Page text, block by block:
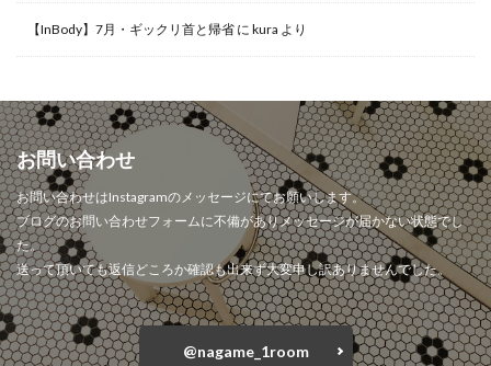
【InBody】7月・ギックリ首と帰省 に kura より
お問い合わせ
お問い合わせはInstagramのメッセージにてお願いします。
ブログのお問い合わせフォームに不備がありメッセージが届かない状態でし
た。
送って頂いても返信どころか確認も出来ず大変申し訳ありませんでした。
@nagame_1room